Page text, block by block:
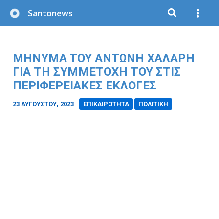
στο
Santonews
MHNYMA TOY AΝΤΩΝΗ ΧΑΛΑΡΗ
ΓΙΑ ΤΗ ΣΥΜΜΕΤΟΧΗ ΤΟΥ ΣΤΙΣ
ΠΕΡΙΦΕΡΕΙΑΚΕΣ ΕΚΛΟΓΕΣ
23 ΑΥΓΟΎΣΤΟΥ, 2023 ΕΠΙΚΑΙΡΟΤΗΤΑ ΠΟΛΙΤΙΚΗ